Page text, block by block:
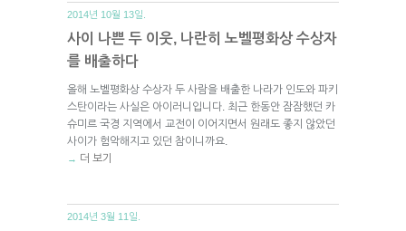
2014년 10월 13일.
사이 나쁜 두 이웃, 나란히 노벨평화상 수상자
를 배출하다
올해 노벨평화상 수상자 두 사람을 배출한 나라가 인도와 파키
스탄이라는 사실은 아이러니입니다. 최근 한동안 잠잠했던 카
슈미르 국경 지역에서 교전이 이어지면서 원래도 좋지 않았던
사이가 험악해지고 있던 참이니까요.
→ 더 보기
2014년 3월 11일.